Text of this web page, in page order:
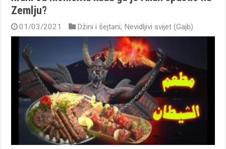
Zemlju?
01/03/2021 Džini i šejtani, Nevidljivi svijet (Gajb)